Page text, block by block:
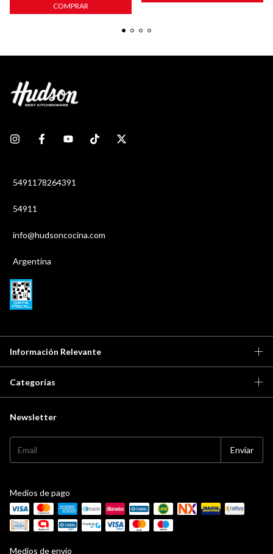
COMPRAR
5491178264391
54911
info@hudsoncocina.com
Argentina
Información Relevante
Categorías
Newsletter
Medios de pago
Medios de envío